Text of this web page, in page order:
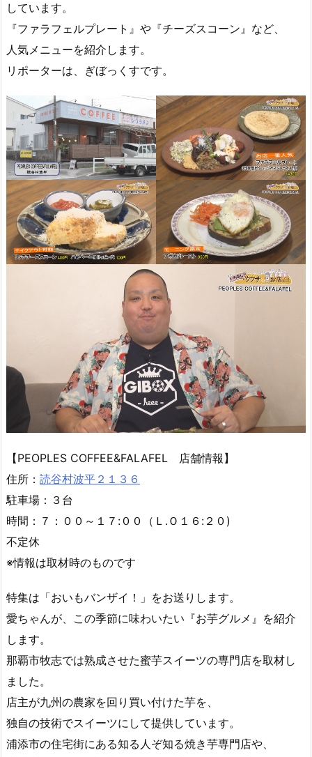
しています。
『ファラフェルプレート』や『チーズスコーン』など、
人気メニューを紹介します。
リポーターは、ぎぼっくすです。
【PEOPLES COFFEE&FALAFEL 店舗情報】
住所： 読谷村波平２１３６
駐車場：３台
時間：７：００～１７:００（Ｌ.Ｏ１６:２０)
不定休
※情報は取材時のものです
特集は「おいもバンザイ！」をお送りします。
愛ちゃんが、この季節に味わいたい『お芋グルメ』を紹介
します。
那覇市牧志では熟成させた蜜芋スイーツの専門店を取材し
ました。
店主が九州の農家を回り買い付けた芋を、
独自の技術でスイーツにして提供しています。
浦添市の住宅街にある知る人ぞ知る焼き芋専門店や、